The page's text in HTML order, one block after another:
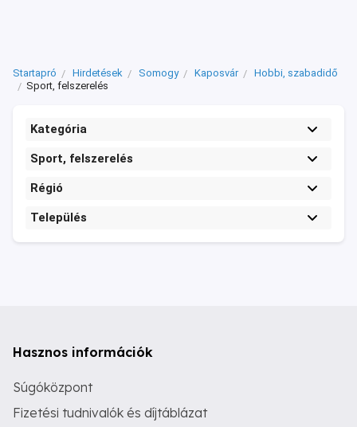
Startapró Hirdetések Somogy Kaposvár
Hobbi, szabadidő
Sport, felszerelés
Kategória
Sport, felszerelés
Régió
Település
Hasznos információk
Súgóközpont
Fizetési tudnivalók és díjtáblázat